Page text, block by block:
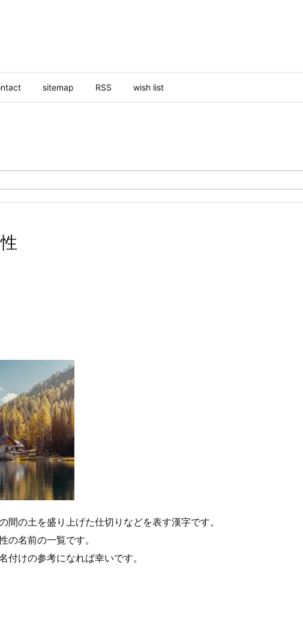
sitemap RSS wish list
間の土を盛り上げた仕切りなどを表す漢字です。
の名前の一覧です。
付けの参考になれば幸いです。